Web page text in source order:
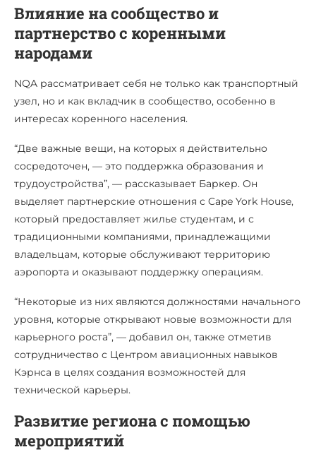
Влияние на сообщество и
партнерство с коренными
народами
NQA рассматривает себя не только как транспортный
узел, но и как вкладчик в сообщество, особенно в
интересах коренного населения.
“Две важные вещи, на которых я действительно
сосредоточен, — это поддержка образования и
трудоустройства”, — рассказывает Баркер. Он
выделяет партнерские отношения с Cape York House,
который предоставляет жилье студентам, и с
традиционными компаниями, принадлежащими
владельцам, которые обслуживают территорию
аэропорта и оказывают поддержку операциям.
“Некоторые из них являются должностями начального
уровня, которые открывают новые возможности для
карьерного роста”, — добавил он, также отметив
сотрудничество с Центром авиационных навыков
Кэрнса в целях создания возможностей для
технической карьеры.
Развитие региона с помощью
мероприятий